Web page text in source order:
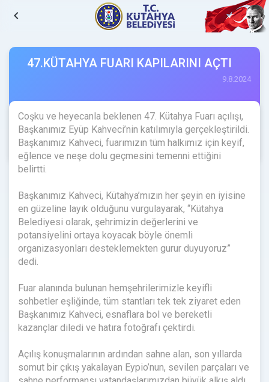
navigate_before
47.KÜTAHYA FUARI KAPILARINI AÇTI
9.8.2024
Coşku ve heyecanla beklenen 47. Kütahya Fuarı açılışı,
Başkanımız Eyüp Kahveci’nin katılımıyla gerçekleştirildi.
Başkanımız Kahveci, fuarımızın tüm halkımız için keyif,
eğlence ve neşe dolu geçmesini temenni ettiğini
belirtti.
Başkanımız Kahveci, Kütahya’mızın her şeyin en iyisine
en güzeline layık olduğunu vurgulayarak, “Kütahya
Belediyesi olarak, şehrimizin değerlerini ve
potansiyelini ortaya koyacak böyle önemli
organizasyonları desteklemekten gurur duyuyoruz”
dedi.
Fuar alanında bulunan hemşehrilerimizle keyifli
sohbetler eşliğinde, tüm stantları tek tek ziyaret eden
Başkanımız Kahveci, esnaflara bol ve bereketli
kazançlar diledi ve hatıra fotoğrafı çektirdi.
Açılış konuşmalarının ardından sahne alan, son yıllarda
somut bir çıkış yakalayan Eypio’nun, sevilen parçaları ve